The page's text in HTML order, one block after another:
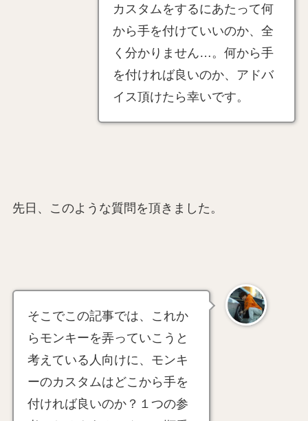
カスタムをするにあたって何
から手を付けていいのか、全
く分かりません…。何から手
を付ければ良いのか、アドバ
イス頂けたら幸いです。
先日、このような質問を頂きました。
そこでこの記事では、これか
らモンキーを弄っていこうと
考えている人向けに、モンキ
ーのカスタムはどこから手を
付ければ良いのか？１つの参